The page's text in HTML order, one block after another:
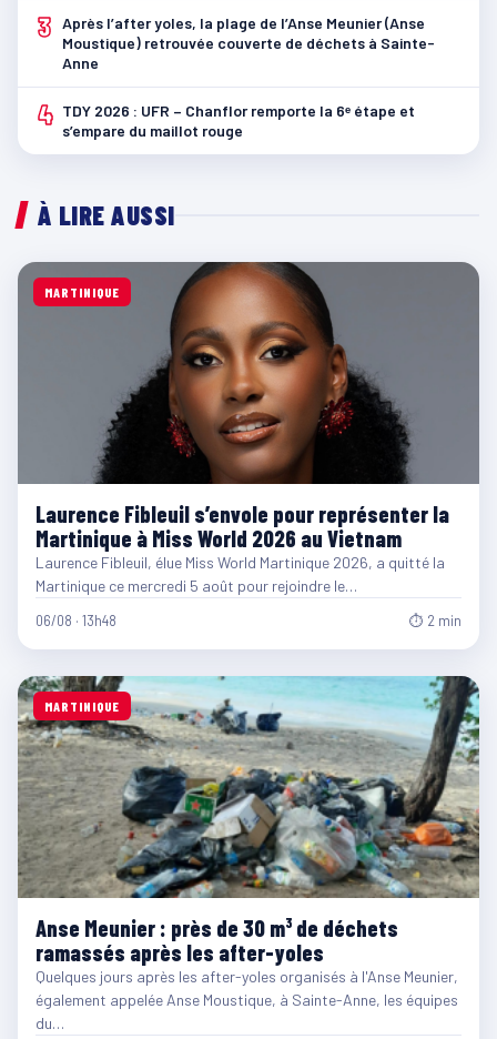
3 Après l’after yoles, la plage de l’Anse Meunier (Anse
Moustique) retrouvée couverte de déchets à Sainte-
Anne
4 TDY 2026 : UFR – Chanflor remporte la 6ᵉ étape et
s’empare du maillot rouge
À LIRE AUSSI
MARTINIQUE
Laurence Fibleuil s’envole pour représenter la
Martinique à Miss World 2026 au Vietnam
Laurence Fibleuil, élue Miss World Martinique 2026, a quitté la
Martinique ce mercredi 5 août pour rejoindre le…
06/08 · 13h48 ⏱ 2 min
MARTINIQUE
Anse Meunier : près de 30 m³ de déchets
ramassés après les after-yoles
Quelques jours après les after-yoles organisés à l'Anse Meunier,
également appelée Anse Moustique, à Sainte-Anne, les équipes
du…